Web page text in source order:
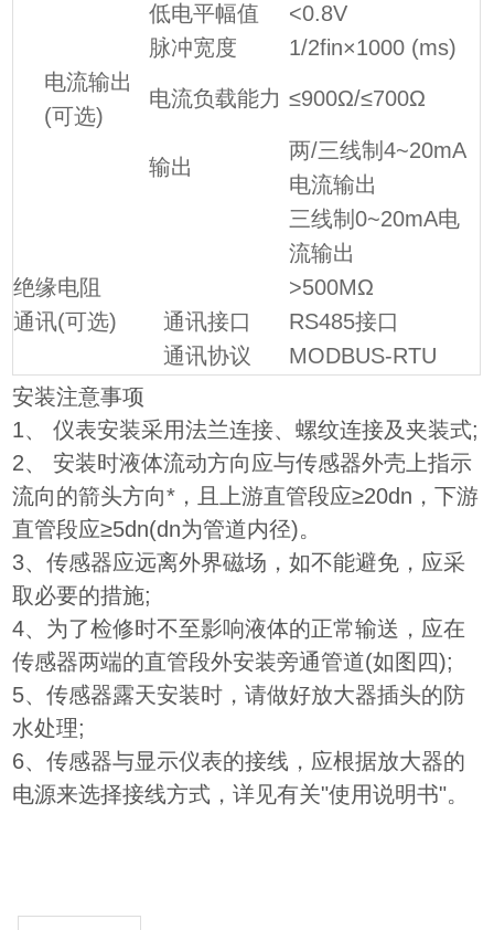
低电平幅值
<0.8V
脉冲宽度
1/2fin×1000 (ms)
电流输出
(可选)
电流负载能力 ≤900Ω/≤700Ω
输出
两/三线制4~20mA
电流输出
三线制0~20mA电
流输出
绝缘电阻
>500MΩ
通讯(可选)
通讯接口
RS485接口
通讯协议
MODBUS-RTU
安装注意事项
1、 仪表安装采用法兰连接、螺纹连接及夹装式;
2、 安装时液体流动方向应与传感器外壳上指示
流向的箭头方向*，且上游直管段应≥20dn，下游
直管段应≥5dn(dn为管道内径)。
3、传感器应远离外界磁场，如不能避免，应采
取必要的措施;
4、为了检修时不至影响液体的正常输送，应在
传感器两端的直管段外安装旁通管道(如图四);
5、传感器露天安装时，请做好放大器插头的防
水处理;
6、传感器与显示仪表的接线，应根据放大器的
电源来选择接线方式，详见有关"使用说明书"。